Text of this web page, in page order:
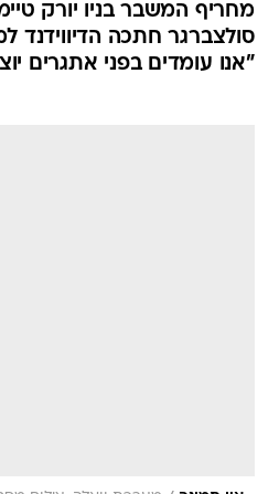
מחריף המשבר בניו יורק
"אנו עומדים בפני אתגרים